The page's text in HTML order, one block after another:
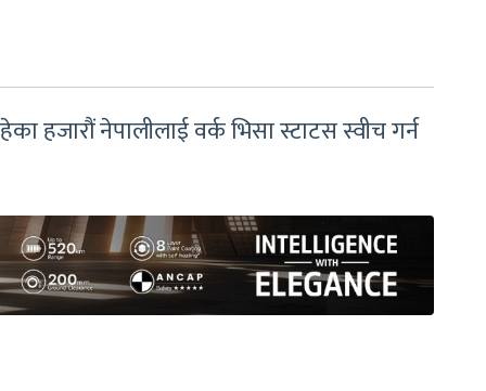
नेपालीलाई वर्क भिसा स्टाटस स्वीच गर्न